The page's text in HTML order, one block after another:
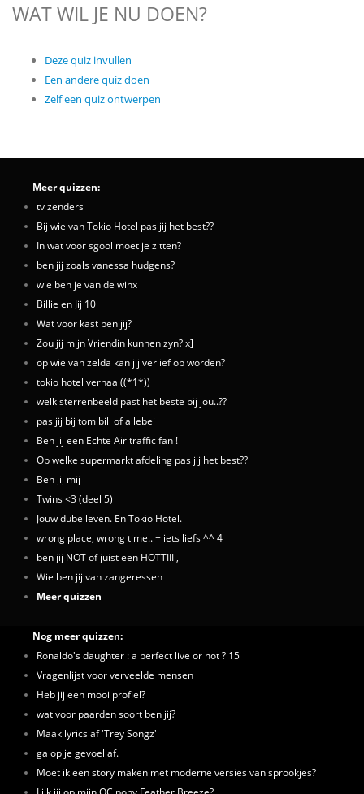
WAT WIL JE NU DOEN?
Deze quiz invullen
Een andere quiz doen
Zelf een quiz ontwerpen
Meer quizzen:
tv zenders
Bij wie van Tokio Hotel pas jij het best??
In wat voor sgool moet je zitten?
ben jij zoals vanessa hudgens?
wie ben je van de winx
Billie en Jij 10
Wat voor kast ben jij?
Zou jij mijn Vriendin kunnen zyn? x]
op wie van zelda kan jij verlief op worden?
tokio hotel verhaal((*1*))
welk sterrenbeeld past het beste bij jou..??
pas jij bij tom bill of allebei
Ben jij een Echte Air traffic fan !
Op welke supermarkt afdeling pas jij het best??
Ben jij mij
Twins <3 (deel 5)
Jouw dubelleven. En Tokio Hotel.
wrong place, wrong time.. + iets liefs ^^ 4
ben jij NOT of juist een HOTTIII ,
Wie ben jij van zangeressen
Meer quizzen
Nog meer quizzen:
Ronaldo's daughter : a perfect live or not ? 15
Vragenlijst voor verveelde mensen
Heb jij een mooi profiel?
wat voor paarden soort ben jij?
Maak lyrics af 'Trey Songz'
ga op je gevoel af.
Moet ik een story maken met moderne versies van sprookjes?